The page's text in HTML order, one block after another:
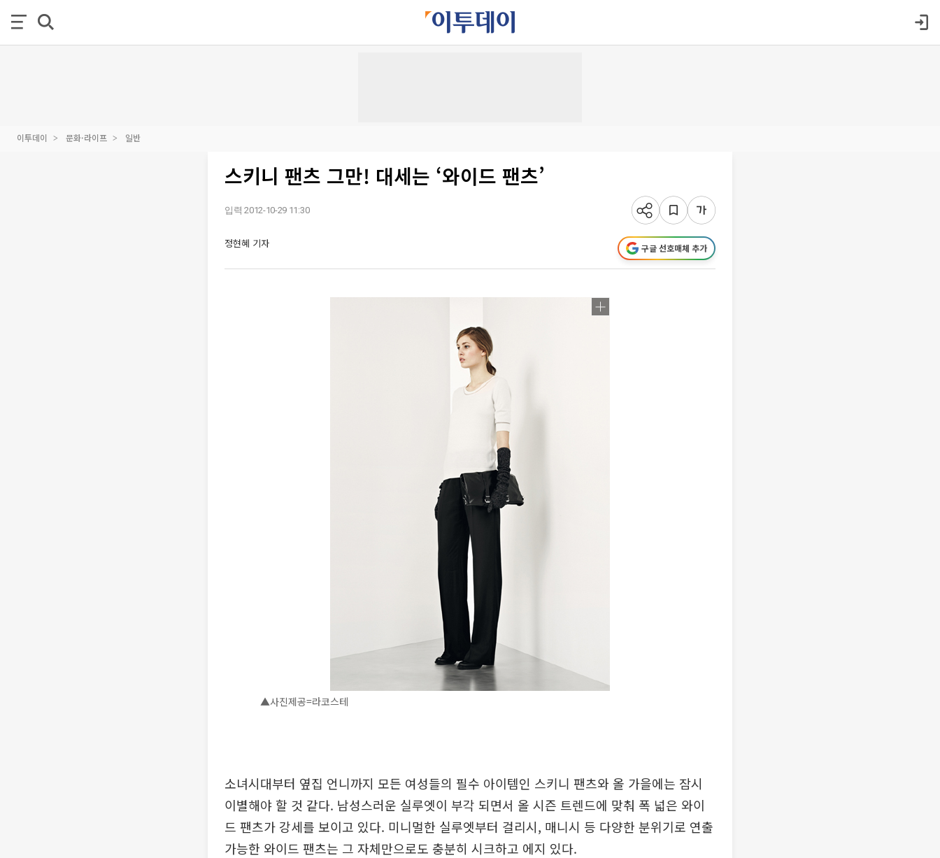
이투데이 문화·라이프 일반
스키니 팬츠 그만! 대세는 ‘와이드 팬츠’
입력 2012-10-29 11:30
정현혜 기자 구글 선호매체 추가
▲사진제공=라코스테
소녀시대부터 옆집 언니까지 모든 여성들의 필수 아이템인 스키니 팬츠와 올 가을에는 잠시
이별해야 할 것 같다. 남성스러운 실루엣이 부각 되면서 올 시즌 트렌드에 맞춰 폭 넓은 와이
드 팬츠가 강세를 보이고 있다. 미니멀한 실루엣부터 걸리시, 매니시 등 다양한 분위기로 연출
가능한 와이드 팬츠는 그 자체만으로도 충분히 시크하고 에지 있다.